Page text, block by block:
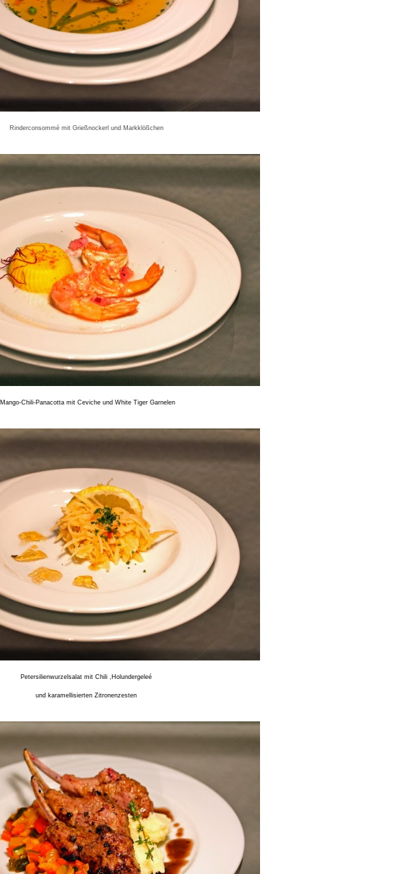
Rinderconsommé mit Grießnockerl und Markklößchen
Mango-Chili-Panacotta mit Ceviche und White Tiger Garnelen
Petersilienwurzelsalat mit Chili ,Holundergeleé
und karamellisierten Zitronenzesten